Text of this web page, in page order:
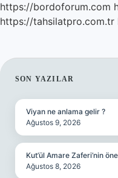
https://bordoforum.com
https://tahsilatpro.com.tr
SIDEBAR
SON YAZILAR
Viyan ne anlama gelir ?
Ağustos 9, 2026
Kut’ül Amare Zaferi’nin
Ağustos 8, 2026